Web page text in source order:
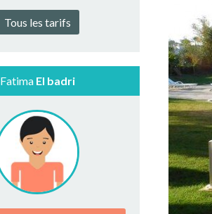
Tous les tarifs
Fatima El badri